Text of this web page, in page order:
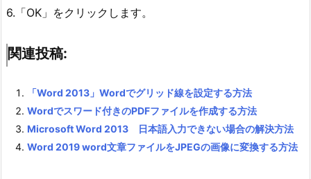
6.「OK」をクリックします。
関連投稿:
「Word 2013」Wordでグリッド線を設定する方法
Wordでスワード付きのPDFファイルを作成する方法
Microsoft Word 2013 日本語入力できない場合の解決方法
Word 2019 word文章ファイルをJPEGの画像に変換する方法